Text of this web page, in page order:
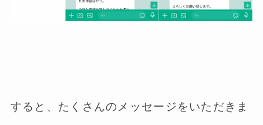
すると、たくさんのメッセージをいただきま